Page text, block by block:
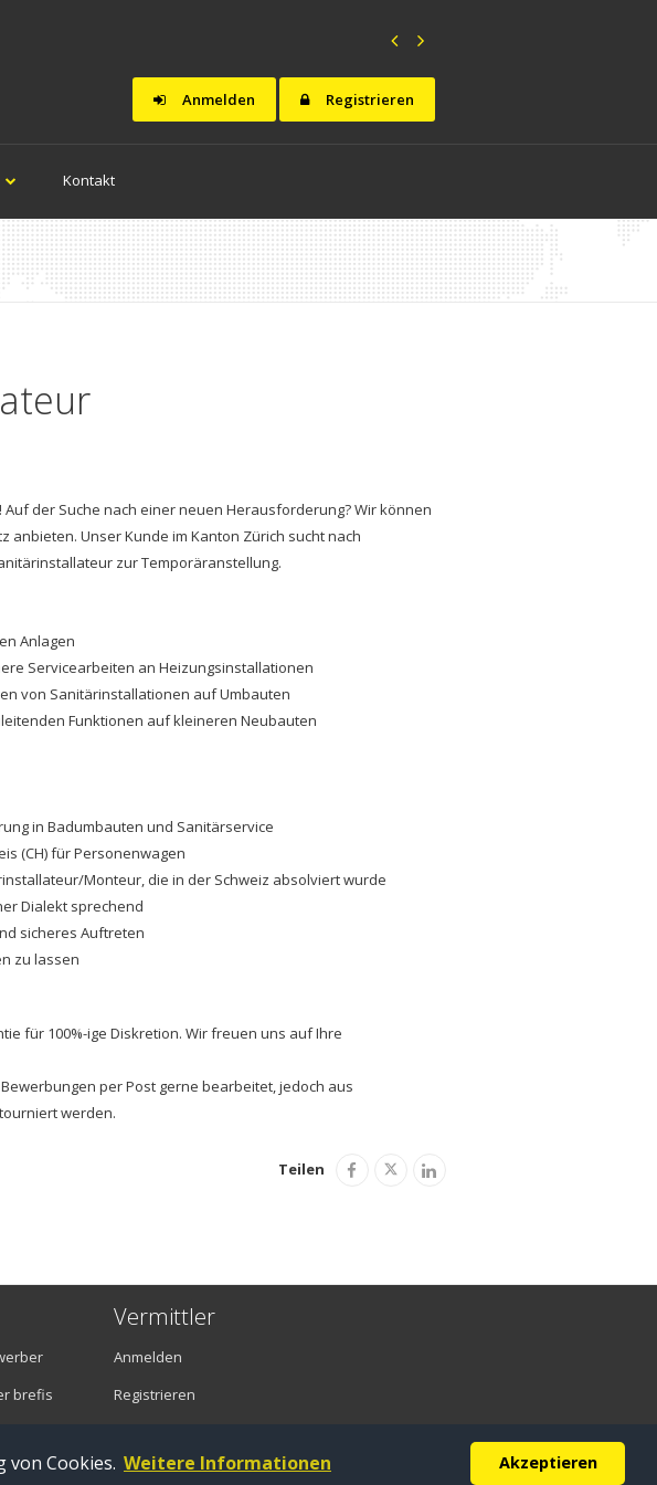
von Cookies. Weitere Informationen Akzeptieren
Anmelden Registrieren
Kontakt
der Suche nach einer neuen Herausforderung? Wir können
anbieten. Unser Kunde im Kanton Zürich sucht nach
zur Temporäranstellung.
Anlagen
Servicearbeiten an Heizungsinstallationen
von Sanitärinstallationen auf Umbauten
Funktionen auf kleineren Neubauten
in Badumbauten und Sanitärservice
(CH) für Personenwagen
Monteur, die in der Schweiz absolviert wurde
Dialekt sprechend
sicheres Auftreten
zu lassen
für 100%-ige Diskretion. Wir freuen uns auf Ihre
per Post gerne bearbeitet, jedoch aus
werden.
Teilen
brefis
Vermittler
Anmelden
Registrieren